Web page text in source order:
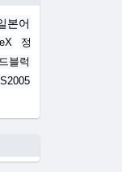
본어
정
블럭